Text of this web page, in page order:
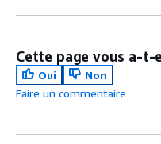
Cette page vous a-t-
Oui
Non
Faire un commentaire